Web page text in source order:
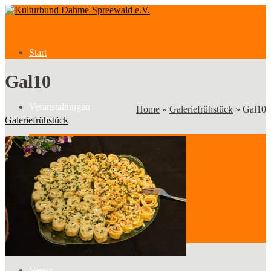
Start
Veranstaltungen
Veranstaltungen
Kategorien
Gal10
Home » Galeriefrühstück » Gal10
Galeriefrühstück